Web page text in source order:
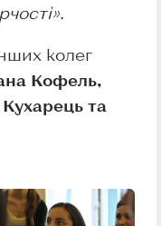
колег
Кофель,
Кухарець та